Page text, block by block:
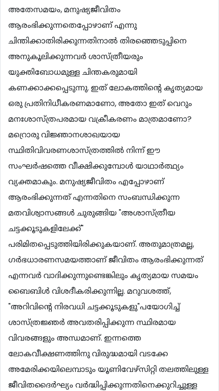
അതേസമയം, മനുഷ്യജീവിതം
ആരംഭിക്കുന്നതെപ്പോഴാണ് എന്നു
ചിന്തിക്കാതിരിക്കുന്നതിനാല്‍ തിരഞ്ഞെടുപ്പിനെ
അനുകൂലിക്കുന്നവര്‍ ശാസ്ത്രീയരും
യുക്തിബോധമുള്ള ചിന്തകരുമായി
കണക്കാക്കപ്പെടുന്നു. ഇത് ലോകത്തിന്‍റെ കൃത്യമായ
ഒരു പ്രതിനിധീകരണമാണോ, അതോ ഇത് വെറും
മനഃശാസ്ത്രപരമായ വക്രീകരണം മാത്രമാണോ?
മറ്രൊരു വിജ്ഞാനശാഖയായ
സ്ഥിതിവിവരണശാസ്ത്രത്തില്‍ നിന്ന് ഈ
സംഘര്‍ഷത്തെ വീക്ഷിക്കുമ്പോള്‍ യാഥാര്‍ത്ഥ്യം
വ്യക്തമാകും. മനുഷ്യജീവിതം എപ്പോഴാണ്
ആരംഭിക്കുന്നത് എന്നതിനെ സംബന്ധിക്കുന്ന
മതവിശ്വാസങ്ങള്‍ ചുരുങ്ങിയ "അശാസ്ത്രീയ
ചട്ടക്കൂടുകളിലേക്ക്"
പരിമിതപ്പെടുത്തിയിരിക്കുകയാണ്. അതുമാത്രമല്ല,
ഗര്‍ഭധാരണസമയത്താണ് ജീവിതം ആരംഭിക്കുന്നത്
എന്നവര്‍ വാദിക്കുന്നുണ്ടെങ്കിലും കൃത്യമായ സമയം
ബൈബിള്‍ വിശദീകരിക്കുന്നില്ല. മറുവശത്ത്,
"അറിവിന്‍റെ നിരവധി ചട്ടക്കൂടുകളു"പയോഗിച്ച്
ശാസ്ത്രജ്ഞര്‍ അവതരിപ്പിക്കുന്ന സ്ഥിരമായ
വിവരങ്ങളും അന്ധമാണ്. ഇന്നത്തെ
ലോകവീക്ഷണത്തിനു വിരുദ്ധമായി വടക്കേ
അമേരിക്കയിലെമ്പാടും യൂണിവേഴ്സിറ്റി തലത്തിലുള്ള
ജീവിതദൈര്‍ഘ്യം വര്‍ദ്ധിപ്പിക്കുന്നതിനെക്കുറിച്ചുള്ള